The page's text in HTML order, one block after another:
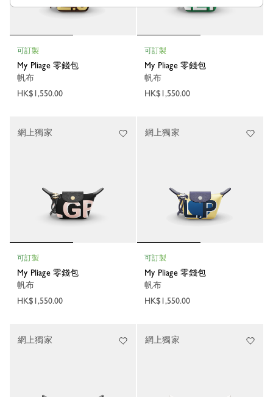
可訂製
My Pliage 零錢包
帆布
HK$1,550.00
可訂製
My Pliage 零錢包
帆布
HK$1,550.00
可訂製
My Pliage 零錢包
帆布
HK$1,550.00
網上獨家
可訂製
My Pliage 零錢包
帆布
HK$1,550.00
網上獨家
網上獨家 網上獨家